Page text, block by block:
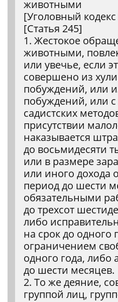
животными
[Уголовный
[Статья 245]
1. Жестокое
животными,
или увечье, если
совершено из
побуждений, или
побуждений, или
садистских
присутствии
наказывается
до восьмидесяти
или в размере
или иного дохода
период до шести
обязательными
до трехсот
либо
на срок до одного
ограничением
одного года, либо
до шести месяцев.
2. То же деяние,
группой лиц,